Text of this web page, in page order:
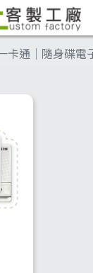
卡通│隨身碟電